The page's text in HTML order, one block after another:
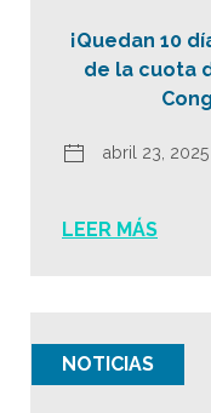
¡Quedan 10
de la cuota
abril 23, 2025
LEER MÁS
NOTICIAS